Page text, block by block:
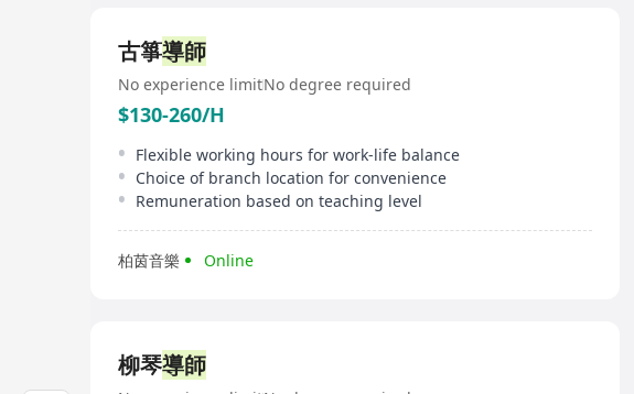
古箏導師
No experience limitNo degree required
$130-260/H
Flexible working hours for work-life balance
Choice of branch location for convenience
Remuneration based on teaching level
柏茵音樂 Online
柳琴導師